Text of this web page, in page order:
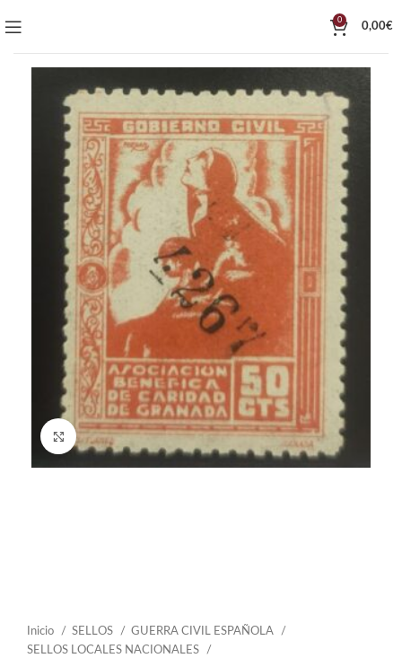
0
0,00€
Click to enlarge
Inicio SELLOS
GUERRA CIVIL ESPAÑOLA
SELLOS LOCALES NACIONALES